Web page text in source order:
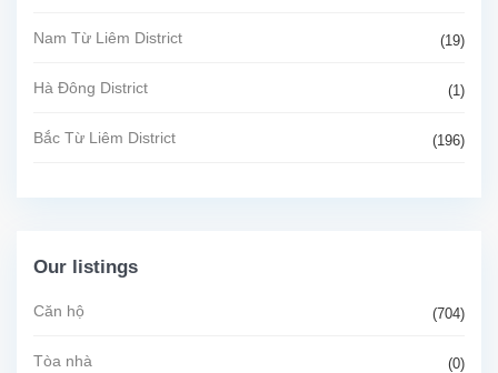
Nam Từ Liêm District (19)
Hà Đông District (1)
Bắc Từ Liêm District (196)
Our listings
Căn hộ (704)
Tòa nhà (0)